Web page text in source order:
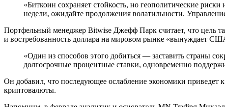
«Биткоин сохраняет стойкость, но геополитические
недели, ожидайте продолжения волатильности.
Портфельный менеджер Bitwise Джефф Парк считает, что цель
и востребованность доллара на мировом рынке «вынуждает
«Один из способов этого добиться — заставить страны
долгосрочные процентные ставки, одновременно
Он добавил, что последующее ослабление экономики
криптовалюты.